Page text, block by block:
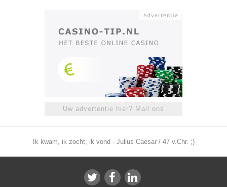
Uw advertentie hier? Mail ons
Ik kwam, ik zocht, ik vond - Julius Caesar / 47 v.Chr. ;)